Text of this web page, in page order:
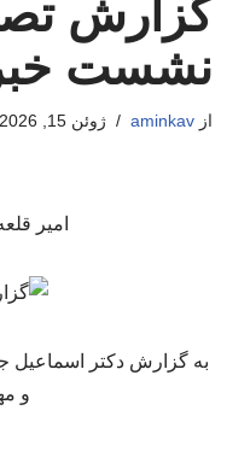
گزارش
نشست
ازaminkav ژوئن 15, 2026
امیر
به گزارش دکتر اسماعیل
و